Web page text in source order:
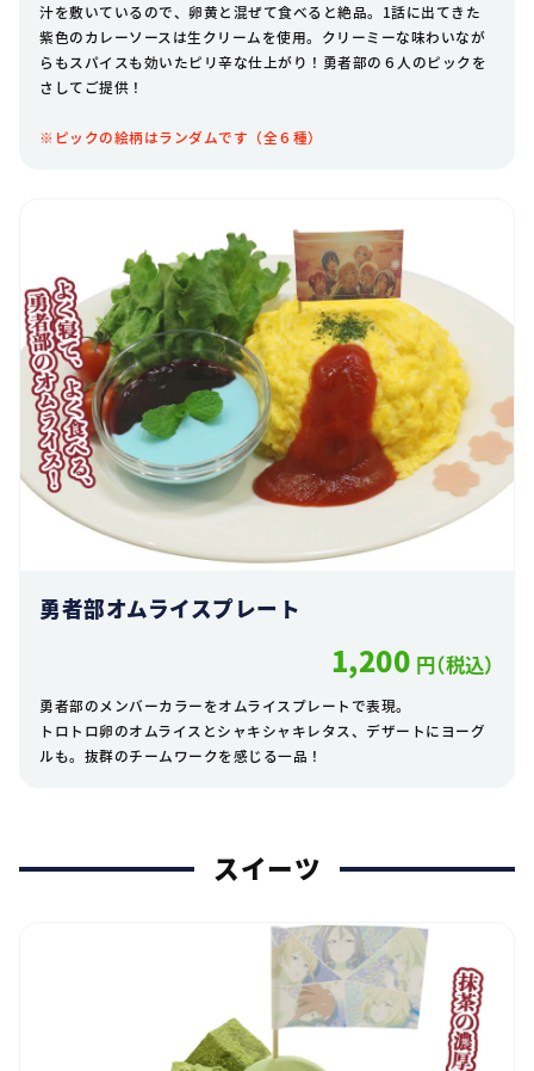
汁を敷いているので、卵黄と混ぜて食べると絶品。1話に出てきた
紫色のカレーソースは生クリームを使用。クリーミーな味わいなが
らもスパイスも効いたピリ辛な仕上がり！勇者部の６人のピックを
さしてご提供！
※ピックの絵柄はランダムです（全６種）
勇者部オムライスプレート
1,200 円（税込）
勇者部のメンバーカラーをオムライスプレートで表現。
トロトロ卵のオムライスとシャキシャキレタス、デザートにヨーグ
ルも。抜群のチームワークを感じる一品！
スイーツ